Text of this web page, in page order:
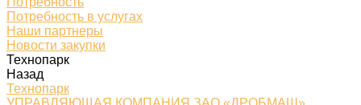
Потребность в услугах
Наши партнеры
Новости закупки
Технопарк
Назад
Технопарк